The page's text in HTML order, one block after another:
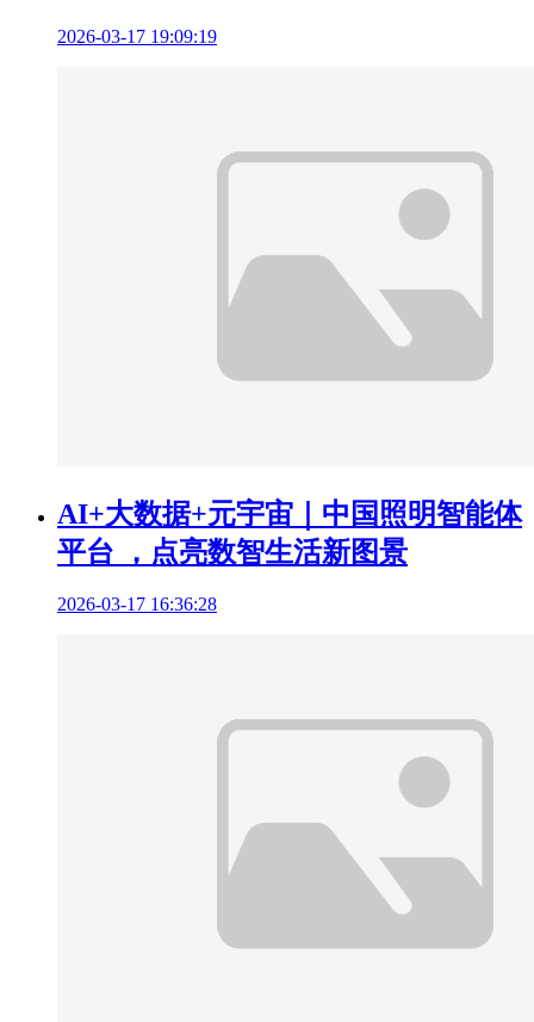
2026-03-17 19:09:19
AI+大数据+元宇宙｜中国照明智能体
平台 ，点亮数智生活新图景
2026-03-17 16:36:28